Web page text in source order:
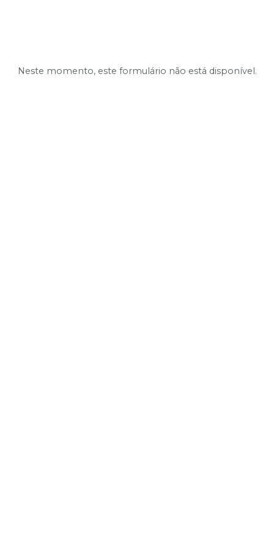
Neste momento, este formulário não está disponível.